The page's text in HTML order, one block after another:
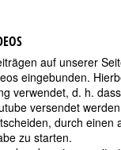
Schriftstellerin
am 20. April
auf unserer
eingebunden.
verwendet, d. h.
versendet
durch einen
zu starten.